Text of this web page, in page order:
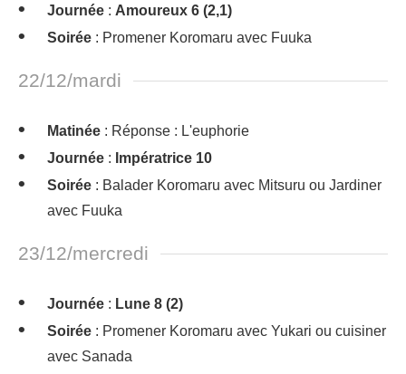
Journée : Amoureux 6 (2,1)
Soirée : Promener Koromaru avec Fuuka
22/12/mardi
Matinée : Réponse : L'euphorie
Journée : Impératrice 10
Soirée : Balader Koromaru avec Mitsuru ou Jardiner
avec Fuuka
23/12/mercredi
Journée : Lune 8 (2)
Soirée : Promener Koromaru avec Yukari ou cuisiner
avec Sanada